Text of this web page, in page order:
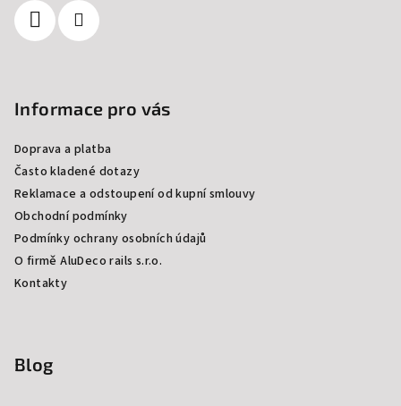
Informace pro vás
Doprava a platba
Často kladené dotazy
Reklamace a odstoupení od kupní smlouvy
Obchodní podmínky
Podmínky ochrany osobních údajů
O firmě AluDeco rails s.r.o.
Kontakty
Blog